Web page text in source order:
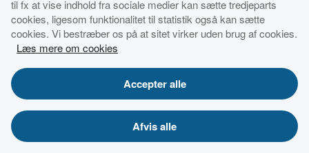
til fx at vise indhold fra sociale medier kan sætte tredjeparts
cookies, ligesom funktionalitet til statistik også kan sætte
cookies. Vi bestræber os på at sitet virker uden brug af cookies.
Læs mere om cookies
Accepter alle
Afvis alle